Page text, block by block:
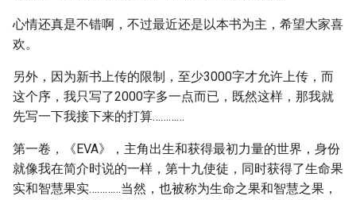
心情还真是不错啊，不过最近还是以本书为主，希望大家喜
欢。
另外，因为新书上传的限制，至少3000字才允许上传，而
这个序，我只写了2000字多一点而已，既然这样，那我就
先写一下我接下来的打算…………
第一卷，《EVA》，主角出生和获得最初力量的世界，身份
就像我在简介时说的一样，第十九使徒，同时获得了生命果
实和智慧果实…………当然，也被称为生命之果和智慧之果，